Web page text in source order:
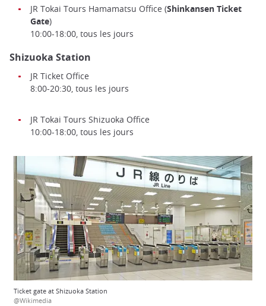
JR Tokai Tours Hamamatsu Office (Shinkansen Ticket
Gate)
10:00-18:00, tous les jours
Shizuoka Station
JR Ticket Office
8:00-20:30, tous les jours
JR Tokai Tours Shizuoka Office
10:00-18:00, tous les jours
Ticket gate at Shizuoka Station
@Wikimedia